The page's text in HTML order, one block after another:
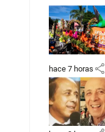
hace 7 horas share